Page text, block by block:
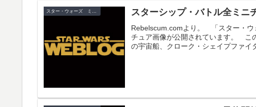
スター・ウォーズ ミニチュア スターシップ・バトル全ミニ
Rebelscum.comより。 「スター・
チュア画像が公開されています。 こ
の宇宙船、クローク・シェイプファイ